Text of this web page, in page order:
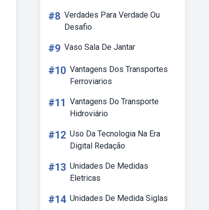
#8 Verdades Para Verdade Ou
Desafio
#9 Vaso Sala De Jantar
#10 Vantagens Dos Transportes
Ferroviarios
#11 Vantagens Do Transporte
Hidroviário
#12 Uso Da Tecnologia Na Era
Digital Redação
#13 Unidades De Medidas
Eletricas
#14 Unidades De Medida Siglas